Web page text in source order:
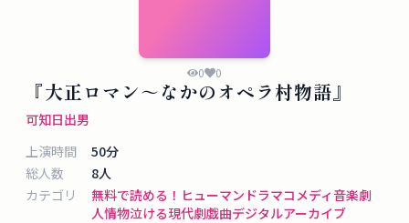
デ
タ
ベ
0 0
『大正ロマン～なかのオペラ村物語』
可知日出男
上演時間
50分
総人数
8人
カテゴリ
無料で読める！ ヒューマンドラマコメディ 音楽劇
人情物泣ける現代劇戯曲デジタルアーカイブ